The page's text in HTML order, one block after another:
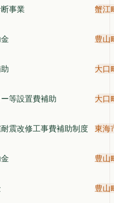
事業 蟹江
豊山
大口
等設置費補助 大口
震改修工事費補助制度 東海
豊山
豊山